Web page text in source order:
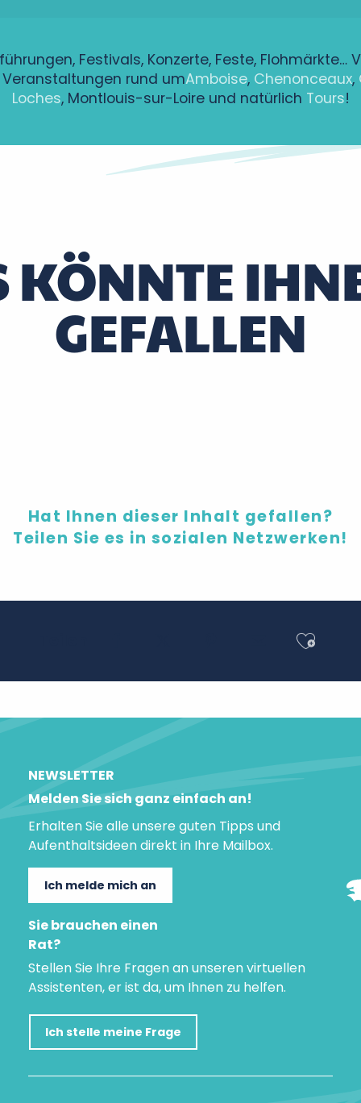
Festivals, Konzerte, Feste, Flohmärkte…
rund umAmboise, Chenonceaux,
Loches, Montlouis-sur-Loire und natürlich Tours!
KÖNNTE
GEFALLEN
Hat Ihnen dieser Inhalt gefallen?
Teilen Sie es in sozialen Netzwerken!
NEWSLETTER
Melden Sie sich ganz einfach an!
Erhalten Sie alle unsere guten Tipps und
Aufenthaltsideen direkt in Ihre Mailbox.
Ich melde mich an
Sie brauchen einen
Rat?
Stellen Sie Ihre Fragen an unseren virtuellen
Assistenten, er ist da, um Ihnen zu helfen.
Ich stelle meine Frage